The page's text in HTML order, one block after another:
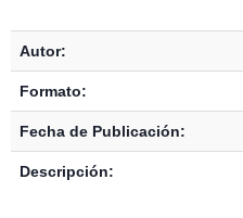
Autor:
Formato:
Fecha de Publicación:
Descripción: